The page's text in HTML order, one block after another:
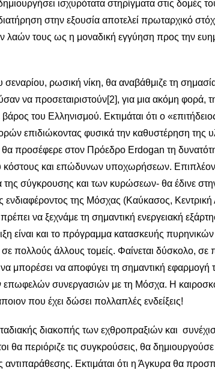
ισχυρότατα στηρίγματα στις δομές
στην εξουσία αποτελεί πρωταρχικό
λαών τους ως η μοναδική εγγύηση προς την
ρωσική νίκη, θα αναβάθμιζε τη
να προσεταιριστούν[2], για μια ακόμη φορά,
του Ελληνισμού. Εκτιμάται ότι ο
επιδιώκοντας φυσικά την καθυστέρηση
προσέφερε στον Πρόεδρο Erdogan τη
κόστους και επώδυνων υποχωρήσεων.
σύγκρουσης και των κυρώσεων- θα έδινε
ενδιαφέροντος της Μόσχας (Καύκασος, Κεντρική
να ξεχνάμε τη σημαντική ενεργειακή
είναι και το πρόγραμμα κατασκευής
πολλούς άλλους τομείς. Φαίνεται δύσκολο,
μπορέσει να αποφύγει τη σημαντική
συνεργασιών με τη Μόσχα. Η
που έχει δώσει πολλαπλές ενδείξεις!
διακοπής των εχθροπραξιών και
θα περιόριζε τις συγκρούσεις, θα
Εκτιμάται ότι η Άγκυρα θα